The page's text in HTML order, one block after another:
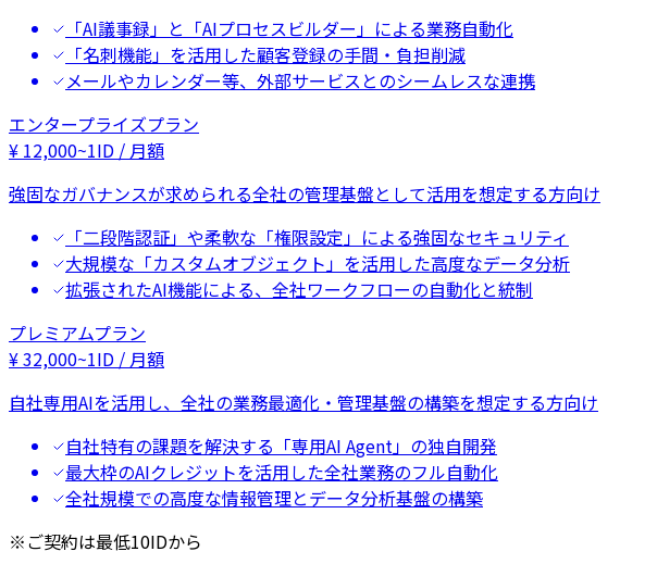
「AI議事録」と「AIプロセスビルダー」による業務自動化
「名刺機能」を活用した顧客登録の手間・負担削減
メールやカレンダー等、外部サービスとのシームレスな連携
エンタープライズプラン
¥ 12,000~1ID / 月額
強固なガバナンスが求められる全社の管理基盤として活用を想定する方向け
「二段階認証」や柔軟な「権限設定」による強固なセキュリティ
大規模な「カスタムオブジェクト」を活用した高度なデータ分析
拡張されたAI機能による、全社ワークフローの自動化と統制
プレミアムプラン
¥32,000~1ID / 月額
自社専用AIを活用し、全社の業務最適化・管理基盤の構築を想定する方向け
自社特有の課題を解決する「専用AI Agent」の独自開発
最大枠のAIクレジットを活用した全社業務のフル自動化
全社規模での高度な情報管理とデータ分析基盤の構築
※ご契約は最低10IDから